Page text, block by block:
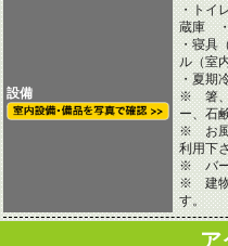
設備
・トイ
蔵庫
・寝具
ル（室
・夏期
※ 箸、
ー、石
※ お風
利用下
※ バー
※ 建物
す。
ア